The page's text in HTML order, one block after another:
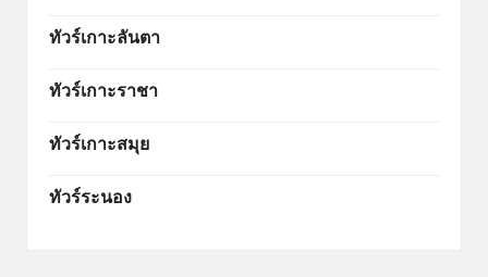
ทัวร์เกาะลันตา
ทัวร์เกาะราชา
ทัวร์เกาะสมุย
ทัวร์ระนอง